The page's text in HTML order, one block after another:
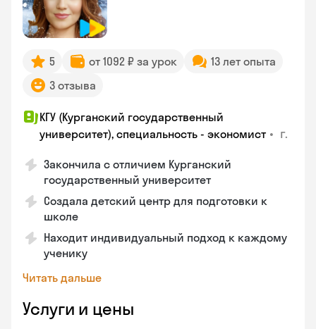
5 от 1092 ₽ за урок
13 лет опыта
3 отзыва
КГУ (Курганский государственный
университет), специальность - экономист • г.
Закончила с отличием Курганский
государственный университет
Создала детский центр для подготовки к
школе
Находит индивидуальный подход к каждому
ученику
Читать дальше
Услуги и цены